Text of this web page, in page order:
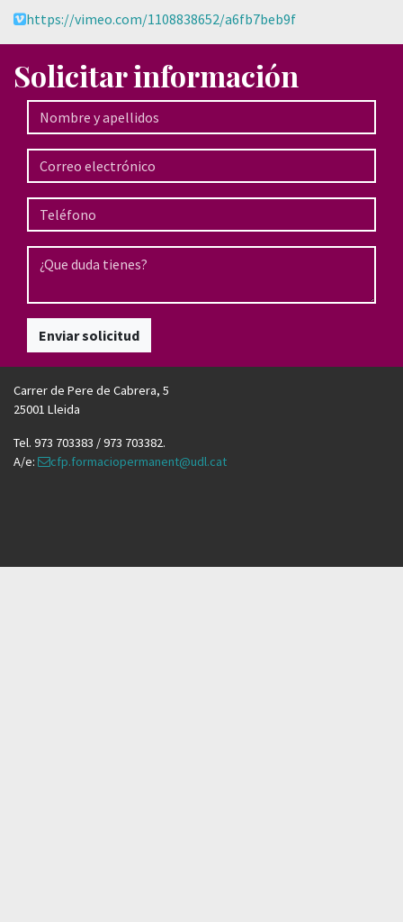
https://vimeo.com/1108838652/a6fb7beb9f
Solicitar información
Enviar solicitud
Carrer de Pere de Cabrera, 5
25001 Lleida
Tel. 973 703383 / 973 703382.
A/e:
cfp.formaciopermanent@udl.cat